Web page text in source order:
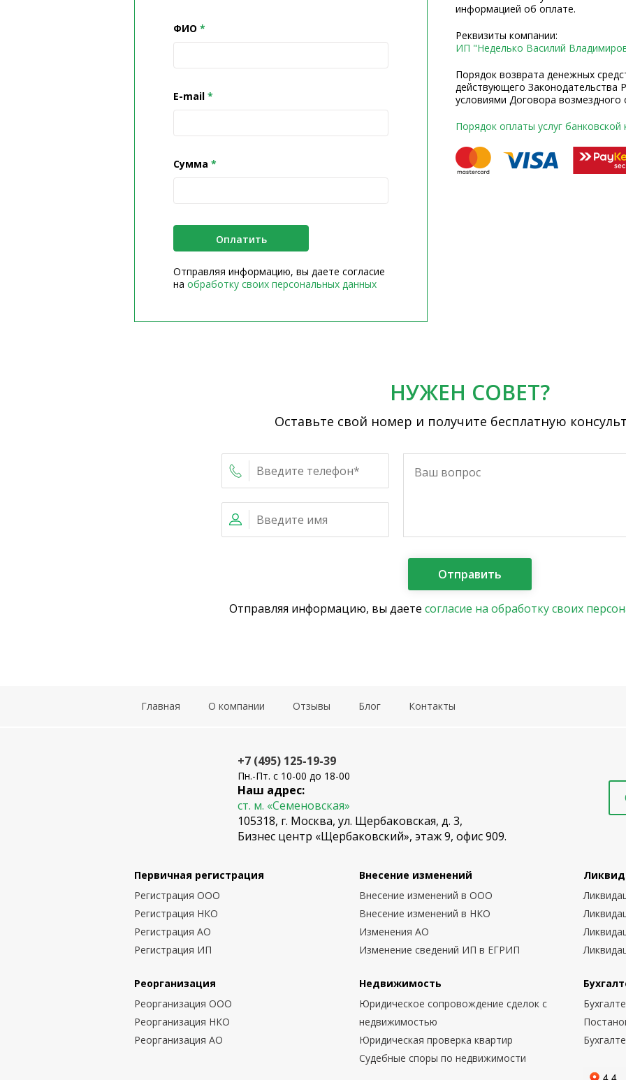
ФИО
E-mail
Сумма
Отправляя информацию, вы даете согласие
на обработку своих персональных данных
информацией об оплате.
Реквизиты компании:
ИП "Неделько Василий
Порядок возврата денежных
действующего Законодательства
условиями Договора возмездного
Порядок оплаты услуг банковской
НУЖЕН СОВЕТ?
Оставьте свой номер и получите бесплатную
Отправляя информацию, вы даете согласие на обработку своих
Главная О компании Отзывы Блог Контакты
+7 (495) 125-19-39
Пн.-Пт. с 10-00 до 18-00
Наш адрес:
ст. м. «Семеновская»
105318, г. Москва, ул. Щербаковская, д. 3,
Бизнес центр «Щербаковский», этаж 9, офис 909.
Первичная регистрация
Регистрация ООО
Регистрация НКО
Регистрация АО
Регистрация ИП
Внесение изменений
Внесение изменений в ООО
Внесение изменений в НКО
Изменения АО
Изменение сведений ИП в ЕГРИП
Реорганизация
Реорганизация ООО
Реорганизация НКО
Реорганизация АО
Недвижимость
Юридическое сопровождение сделок с
недвижимостью
Юридическая проверка квартир
Судебные споры по недвижимости